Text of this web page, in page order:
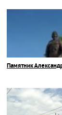
Памятник